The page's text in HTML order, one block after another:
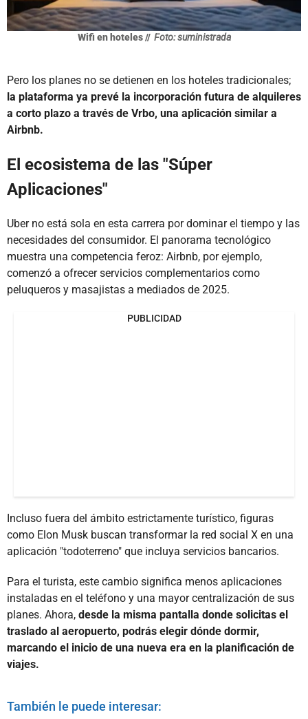
Wifi en hoteles // Foto: suministrada
Pero los planes no se detienen en los hoteles tradicionales;
la plataforma ya prevé la incorporación futura de alquileres
a corto plazo a través de Vrbo, una aplicación similar a
Airbnb.
El ecosistema de las "Súper
Aplicaciones"
Uber no está sola en esta carrera por dominar el tiempo y las
necesidades del consumidor. El panorama tecnológico
muestra una competencia feroz: Airbnb, por ejemplo,
comenzó a ofrecer servicios complementarios como
peluqueros y masajistas a mediados de 2025.
PUBLICIDAD
Incluso fuera del ámbito estrictamente turístico, figuras
como Elon Musk buscan transformar la red social X en una
aplicación "todoterreno" que incluya servicios bancarios.
Para el turista, este cambio significa menos aplicaciones
instaladas en el teléfono y una mayor centralización de sus
planes. Ahora, desde la misma pantalla donde solicitas el
traslado al aeropuerto, podrás elegir dónde dormir,
marcando el inicio de una nueva era en la planificación de
viajes.
También le puede interesar: